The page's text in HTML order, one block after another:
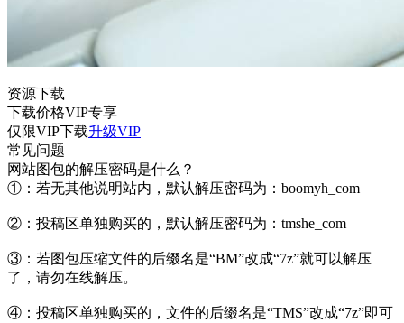
资源下载
下载价格VIP专享
仅限VIP下载升级VIP
常见问题
网站图包的解压密码是什么？
①：若无其他说明站内，默认解压密码为：boomyh_com
②：投稿区单独购买的，默认解压密码为：tmshe_com
③：若图包压缩文件的后缀名是“BM”改成“7z”就可以解压
了，请勿在线解压。
④：投稿区单独购买的，文件的后缀名是“TMS”改成“7z”即可